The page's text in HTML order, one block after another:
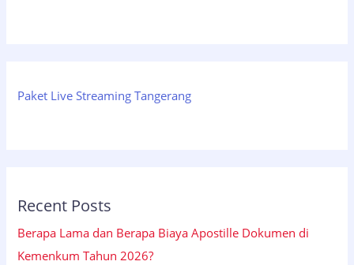
Paket Live Streaming Tangerang
Recent Posts
Berapa Lama dan Berapa Biaya Apostille Dokumen di
Kemenkum Tahun 2026?